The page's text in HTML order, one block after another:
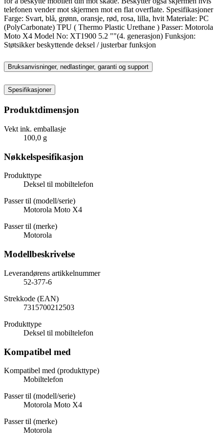
telefonen vender mot skjermen mot en flat overflate. Spesifikasjoner
Farge: Svart, blå, grønn, oransje, rød, rosa, lilla, hvit Materiale: PC
(PolyCarbonate) TPU ( Thermo Plastic Urethane ) Passer: Motorola
Moto X4 Model No: XT1900 5.2 ""(4. generasjon) Funksjon:
Støtsikker beskyttende deksel / justerbar funksjon
Bruksanvisninger, nedlastinger, garanti og support
Spesifikasjoner
Produktdimensjon
Vekt ink. emballasje
100,0 g
Nøkkelspesifikasjon
Produkttype
Deksel til mobiltelefon
Passer til (modell/serie)
Motorola Moto X4
Passer til (merke)
Motorola
Modellbeskrivelse
Leverandørens artikkelnummer
52-377-6
Strekkode (EAN)
7315700212503
Produkttype
Deksel til mobiltelefon
Kompatibel med
Kompatibel med (produkttype)
Mobiltelefon
Passer til (modell/serie)
Motorola Moto X4
Passer til (merke)
Motorola